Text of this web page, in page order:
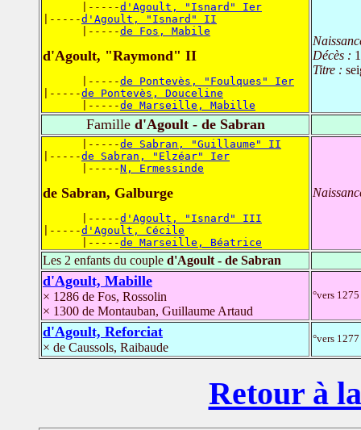
      |-----
d'Agoult, "Isnard" Ier
|-----d'Agoult, "Isnard" II
      |-----
de Fos, Mabile
d'Agoult, "Raymond" II
      |-----
de Pontevès, "Foulques" Ier
|-----de Pontevès, Douceline
      |-----
de Marseille, Mabille
Décès :
Titre :
Familled'Agoult - de Sabran
      |-----
de Sabran, "Guillaume" II
|-----de Sabran, "Elzéar" Ier
      |-----
N, Ermessinde
de Sabran, Galburge
      |-----
d'Agoult, "Isnard" III
|-----d'Agoult, Cécile
      |-----
de Marseille, Béatrice
Les 2 enfants du couple d'Agoult - de Sabran
d'Agoult, Mabille
× 1286 de Fos, Rossolin
× 1300 de Montauban, Guillaume Artaud
°vers
d'Agoult, Reforciat
× de Caussols, Raibaude
°vers
Retour à